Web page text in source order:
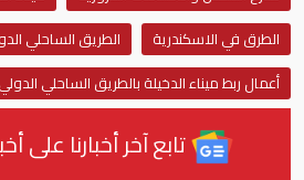
الطرق في الاسكندرية
الطريق الساحلي
أعمال ربط ميناء الدخيلة بالطريق الساحلي الدولي
تابع آخر أخبارنا على